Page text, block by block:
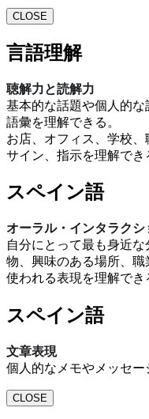
CLOSE
言語理解
聴解力と読解力
基本的な話題や個人的
語彙を理解できる。
お店、オフィス、学校
サイン、指示を理解でき
スペイン語
オーラル・インタラクシ
自分にとって最も身近
物、興味のある場所、職
使われる表現を理解でき
スペイン語
文章表現
個人的なメモやメッセー
CLOSE